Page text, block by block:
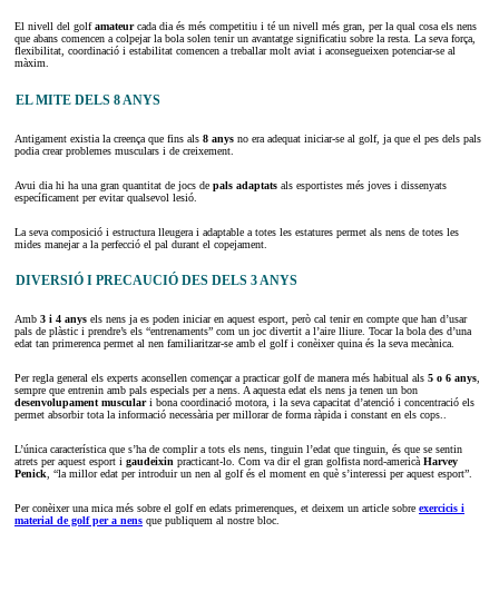
El nivell del golfamateurcada dia és més competitiu i té un nivell més gran, per la qual cosa els nens
que abans comencen a colpejar la bola solen tenir un avantatge significatiu sobre la resta. La seva força,
flexibilitat, coordinació i estabilitat comencen a treballar molt aviat i aconsegueixen potenciar-se al
màxim.
EL MITE DELS 8 ANYS
Antigament existia la creença que fins als 8 anys no era adequat iniciar-se al golf, ja que el pes dels pals
podia crear problemes musculars i de creixement.
Avui dia hi ha una gran quantitat de jocs de pals adaptats als esportistes més joves i dissenyats
específicament per evitar qualsevol lesió.
La seva composició i estructura lleugera i adaptable a totes les estatures permet als nens de totes les
mides manejar a la perfecció el pal durant el copejament.
DIVERSIÓ I PRECAUCIÓ DES DELS 3 ANYS
Amb 3 i 4 anys els nens ja es poden iniciar en aquest esport, però cal tenir en compte que han d’usar
pals de plàstic i prendre’s els “entrenaments” com un joc divertit a l’aire lliure. Tocar la bola des d’una
edat tan primerenca permet al nen familiaritzar-se amb el golf i conèixer quina és la seva mecànica.
Per regla general els experts aconsellen començar a practicar golf de manera més habitual als 5 o 6 anys
sempre que entrenin amb pals especials per a nens. A aquesta edat els nens ja tenen un bon
desenvolupament musculari bona coordinació motora, i la seva capacitat d’atenció i concentració els
permet absorbir tota la informació necessària per millorar de forma ràpida i constant en els cops..
L’única característica que s’ha de complir a tots els nens, tinguin l’edat que tinguin, és que se sentin
atrets per aquest esport i gaudeixin practicant-lo. Com va dir el gran golfista nord-americà Harvey
Penick , “la millor edat per introduir un nen al golf és el moment en què s’interessi per aquest esport”.
Per conèixer una mica més sobre el golf en edats primerenques, et deixem un article sobre exercicis i
material de golf per a nens que publiquem al nostre bloc.